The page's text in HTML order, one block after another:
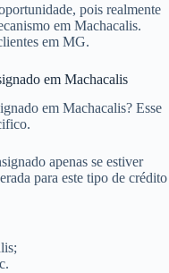
pois realmente
em Machacalis.
em MG.
em Machacalis
em Machacalis? Esse
apenas se estiver
para este tipo de crédito